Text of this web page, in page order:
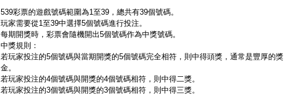
539彩票的遊戲號碼範圍為1至39，總共有39個號碼。
玩家需要從1至39中選擇5個號碼進行投注。
每期開獎時，彩票會隨機開出5個號碼作為中獎號碼。
中獎規則：
若玩家投注的5個號碼與當期開獎的5個號碼完全相符，則中得頭獎，通常是豐厚的獎
金。
若玩家投注的4個號碼與開獎的4個號碼相符，則中得二獎。
若玩家投注的3個號碼與開獎的3個號碼相符，則中得三獎。